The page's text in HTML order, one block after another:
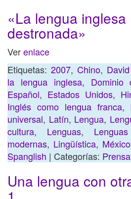
«La lengua
destronada»
Verenlace
Etiquetas: 2007, Chino,
la lengua inglesa, Dominio
Español, Estados Unidos,
Inglés como lengua franca,
universal, Latín, Lengua,
cultura, Lenguas,
modernas, Lingüística, México
Spanglish | Categorías:
Una lengua con